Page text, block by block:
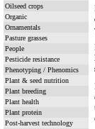
Oilseed crops
Organic
Ornamentals
Pasture grasses
People
Pesticide resistance
Phenotyping / Phenomics
Plant & seed nutrition
Plant breeding
Plant health
Plant protein
Post-harvest technology